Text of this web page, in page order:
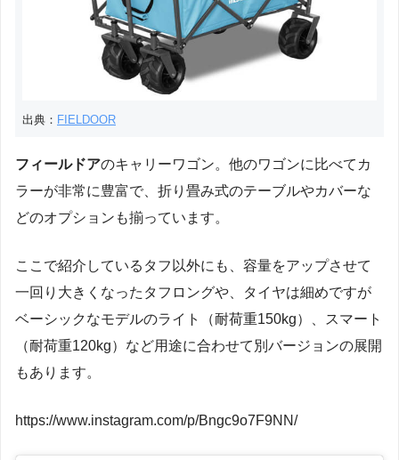
出典： FIELDOOR
フィールドアのキャリーワゴン。他のワゴンに比べてカ
ラーが非常に豊富で、折り畳み式のテーブルやカバーな
どのオプションも揃っています。
ここで紹介しているタフ以外にも、容量をアップさせて
一回り大きくなったタフロングや、タイヤは細めですが
ベーシックなモデルのライト（耐荷重150kg）、スマート
（耐荷重120kg）など用途に合わせて別バージョンの展開
もあります。
https://www.instagram.com/p/Bngc9o7F9NN/